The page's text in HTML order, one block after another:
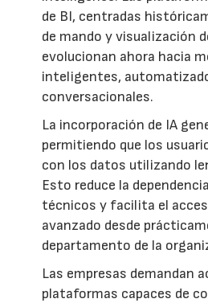
de BI, centradas
de mando y visualización
evolucionan ahora hacia
inteligentes,
conversacionales.
La incorporación de IA
permitiendo que los
con los datos utilizando
Esto reduce la
técnicos y facilita el
avanzado desde
departamento de la
Las empresas demandan
plataformas capaces de